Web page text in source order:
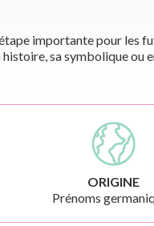
importante pour les
sa symbolique ou
ORIGINE
Prénoms